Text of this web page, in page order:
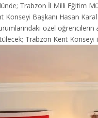
Trabzon İl Milli Eğitim
Başkanı Hasan Karal
özel öğrencilerin
Trabzon Kent